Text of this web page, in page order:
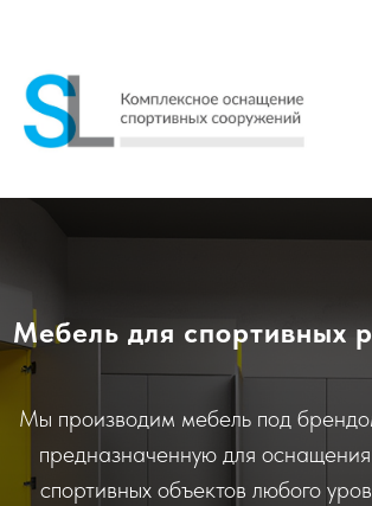
Мебель для спортивных
Мы производим мебель под
предназначенную для
спортивных объектов любого